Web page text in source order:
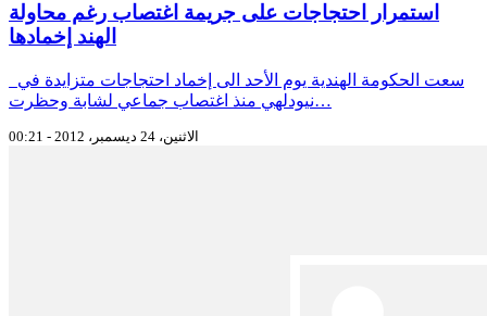
استمرار احتجاجات على جريمة اغتصاب رغم محاولة
الهند إخمادها
نيودلهي منذ اغتصاب جماعي لشابة وحظرت…
الاثنين، 24 ديسمبر، 2012 - 00:21